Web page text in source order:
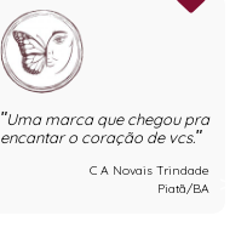
Uma marca que chegou pra
encantar o coração de vcs.
C A Novais Trindade
Piatã/BA